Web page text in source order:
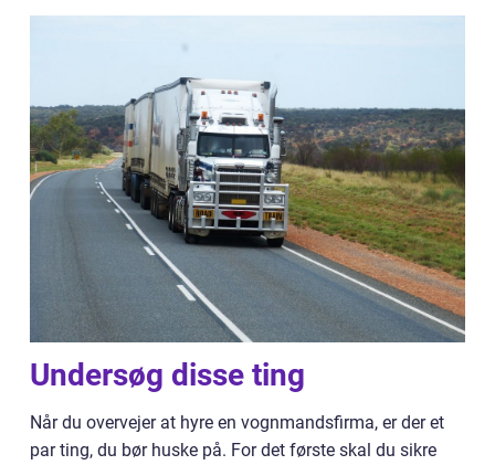
Undersøg disse ting
Når du overvejer at hyre en vognmandsfirma, er der et
par ting, du bør huske på. For det første skal du sikre